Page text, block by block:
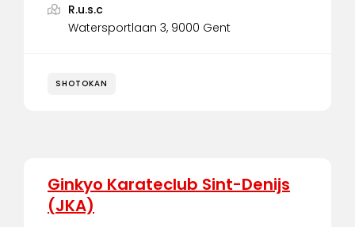
R.u.s.c
Watersportlaan 3, 9000 Gent
SHOTOKAN
Ginkyo Karateclub Sint-Denijs
(JKA)